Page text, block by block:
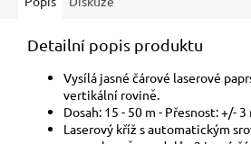
Detailní popis produktu
Vysílá jasné čárové laserové
vertikální rovině.
Dosah: 15 - 50 m - Přesnost: +/-
Laserový kříž s automatickým